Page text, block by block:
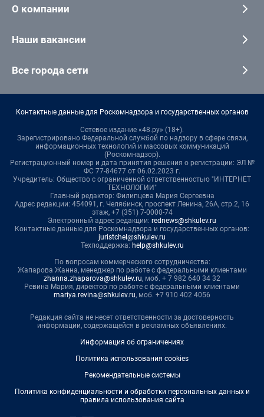
О компании
Наши вакансии
Все города сети
Контактные данные для Роскомнадзора и государственных органов
Сетевое издание «48.ру» (18+).
Зарегистрировано Федеральной службой по надзору в сфере связи,
информационных технологий и массовых коммуникаций
(Роскомнадзор).
Регистрационный номер и дата принятия решения о регистрации: ЭЛ №
ФС 77-84677 от 06.02.2023 г.
Учредитель: Общество с ограниченной ответственностью "ИНТЕРНЕТ
ТЕХНОЛОГИИ"
Главный редактор: Филипцева Мария Сергеевна
Адрес редакции: 454091, г. Челябинск, проспект Ленина, 26А, стр.2, 16
этаж, +7 (351) 7-0000-74
Электронный адрес редакции: rednews@shkulev.ru
Контактные данные для Роскомнадзора и государственных органов:
juristchel@shkulev.ru
Техподдержка: help@shkulev.ru
По вопросам коммерческого сотрудничества:
Жапарова Жанна, менеджер по работе с федеральными клиентами
zhanna.zhaparova@shkulev.ru, моб. + 7 982 640 34 32
Ревина Мария, директор по работе с федеральными клиентами
mariya.revina@shkulev.ru, моб. +7 910 402 4056
Редакция сайта не несет ответственности за достоверность
информации, содержащейся в рекламных объявлениях.
Информация об ограничениях
Политика использования cookies
Рекомендательные системы
Политика конфиденциальности и обработки персональных данных и
правила использования сайта